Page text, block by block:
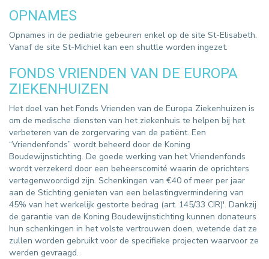
OPNAMES
Opnames in de pediatrie gebeuren enkel op de site St-Elisabeth.
Vanaf de site St-Michiel kan een shuttle worden ingezet.
FONDS VRIENDEN VAN DE EUROPA
ZIEKENHUIZEN
Het doel van het Fonds Vrienden van de Europa Ziekenhuizen is
om de medische diensten van het ziekenhuis te helpen bij het
verbeteren van de zorgervaring van de patiënt. Een
“Vriendenfonds” wordt beheerd door de Koning
Boudewijnstichting. De goede werking van het Vriendenfonds
wordt verzekerd door een beheerscomité waarin de oprichters
vertegenwoordigd zijn. Schenkingen van €40 of meer per jaar
aan de Stichting genieten van een belastingvermindering van
45% van het werkelijk gestorte bedrag (art. 145/33 CIR)'. Dankzij
de garantie van de Koning Boudewijnstichting kunnen donateurs
hun schenkingen in het volste vertrouwen doen, wetende dat ze
zullen worden gebruikt voor de specifieke projecten waarvoor ze
werden gevraagd.